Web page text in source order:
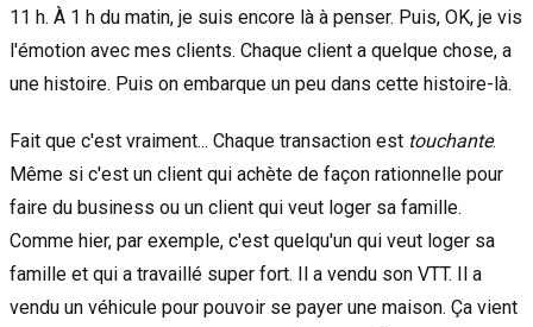
11 h. À 1 h du matin, je suis encore là à penser. Puis, OK, je vis
l'émotion avec mes clients. Chaque client a quelque chose, a
une histoire. Puis on embarque un peu dans cette histoire-là.
Fait que c'est vraiment... Chaque transaction est touchante.
Même si c'est un client qui achète de façon rationnelle pour
faire du business ou un client qui veut loger sa famille.
Comme hier, par exemple, c'est quelqu'un qui veut loger sa
famille et qui a travaillé super fort. Il a vendu son VTT. Il a
vendu un véhicule pour pouvoir se payer une maison. Ça vient